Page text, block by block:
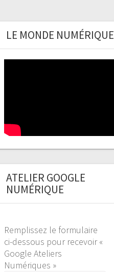
LE MONDE NUMÉRIQUE
ATELIER GOOGLE
NUMÉRIQUE
Remplissez le formulaire
ci-dessous pour recevoir «
Google Ateliers
Numériques »